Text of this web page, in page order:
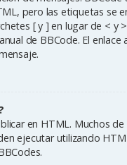
pero las etiquetas se
[ y ] en lugar de < y
de BBCode. El enlace
en HTML. Muchos
ejecutar utilizando